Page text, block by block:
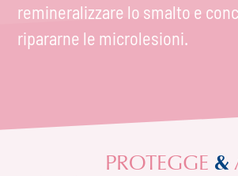
remineralizzare lo smalto e
ripararne le microlesioni.
PROTEGGE &